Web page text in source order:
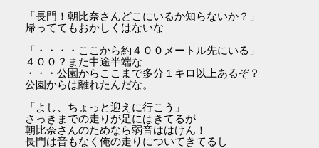
「長門！朝比奈さんどこにいるか知らないか？」
帰っててもおかしくはないな
「・・・・ここから約４００メートル先にいる」
４００？また中途半端な
・・・公園からここまで多分１キロ以上あるぞ？
公園からは離れたんだな。
「よし、ちょっと迎えに行こう」
さっきまでの走りが足にはきてるが
朝比奈さんのためなら弱音ははけん！
長門は音もなく俺の走りについてきてるし